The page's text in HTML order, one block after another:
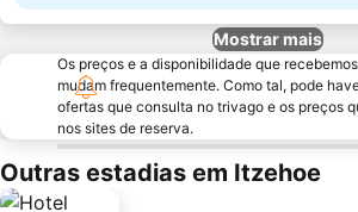
Mostrar mais
Os preços e a disponibilidade que
mudam frequentemente. Como tal, pode
ofertas que consulta no trivago e os preços
nos sites de reserva.
Outras estadias em Itzehoe